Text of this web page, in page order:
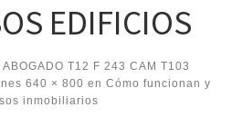
EDIFICIOS
T12 F 243 CAM T103
640 × 800 en Cómo funcionan y
inmobiliarios